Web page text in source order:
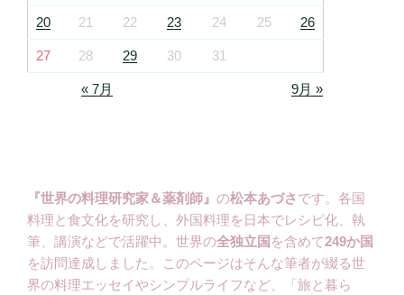
20 21 22 23 24 25 26
27 28 29 30 31
« 7月 9月 »
『世界の料理研究家＆薬剤師』 の松本あづさです。各国
料理と食文化を研究し、外国料理を日本でレシピ化、執
筆、講演などで活躍中。世界の全独立国 を含めて249か国
を訪問達成しました。このページはそんな筆者が綴る世
界の料理エッセイやシンプルライフなど、「旅と暮ら